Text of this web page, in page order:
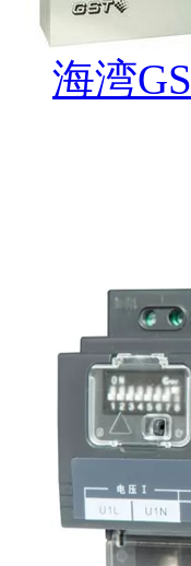
海湾